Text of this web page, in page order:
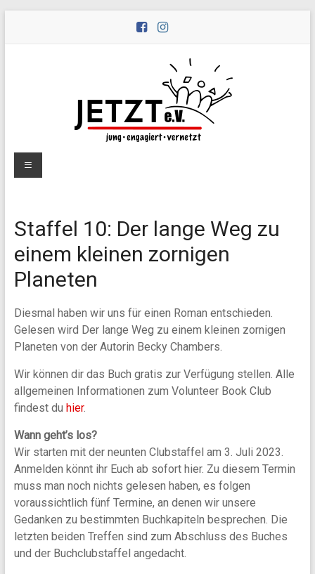
Peernetzwerk
e.V.
JETZT
–
engagiert,
vernetzt
e.V.
Menü
Staffel 10: Der lange Weg zu
einem kleinen zornigen
Planeten
Diesmal haben wir uns für einen Roman entschieden.
Gelesen wird Der lange Weg zu einem kleinen zornigen
Planeten von der Autorin Becky Chambers.
Wir können dir das Buch gratis zur Verfügung stellen. Alle
allgemeinen Informationen zum Volunteer Book Club
findest du hier.
Wann geht’s los?
Wir starten mit der neunten Clubstaffel am 3. Juli 2023.
Anmelden könnt ihr Euch ab sofort hier. Zu diesem Termin
muss man noch nichts gelesen haben, es folgen
voraussichtlich fünf Termine, an denen wir unsere
Gedanken zu bestimmten Buchkapiteln besprechen. Die
letzten beiden Treffen sind zum Abschluss des Buches
und der Buchclubstaffel angedacht.